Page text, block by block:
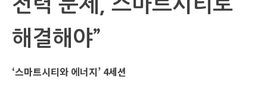
전력 문제, 스마트시티로
해결해야”
‘스마트시티와 에너지’ 4세션